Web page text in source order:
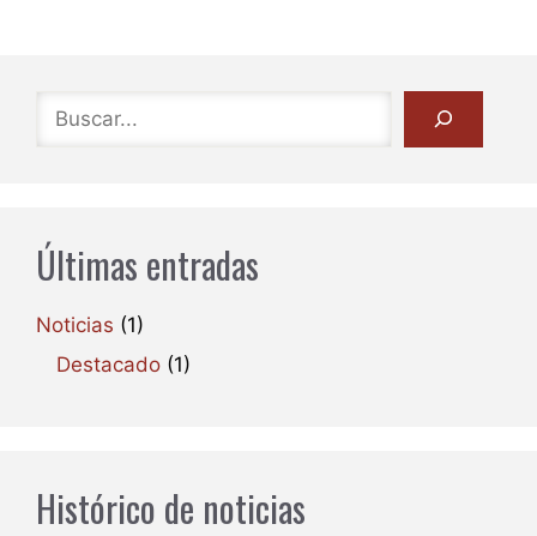
Últimas entradas
Noticias (1)
Destacado (1)
Histórico de noticias